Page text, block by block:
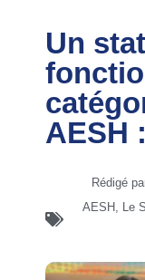
Un
AESH
Rédigé
AESH , Le